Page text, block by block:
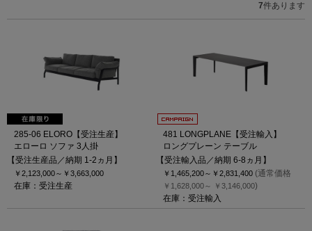
7件あります
285-06 ELORO【受注生産】
エローロ ソファ 3人掛
【受注生産品／納期 1-2ヵ月】
￥2,123,000～ ￥3,663,000
在庫：受注生産
481 LONGPLANE【受注輸入】
ロングプレーン テーブル
【受注輸入品／納期 6-8ヵ月】
￥1,465,200～ ￥2,831,400 (通常価格
￥1,628,000～ ￥3,146,000)
在庫：受注輸入